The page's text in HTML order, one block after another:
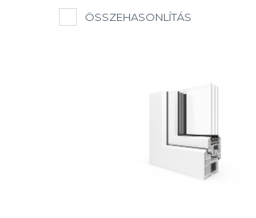
ÖSSZEHASONLÍTÁS